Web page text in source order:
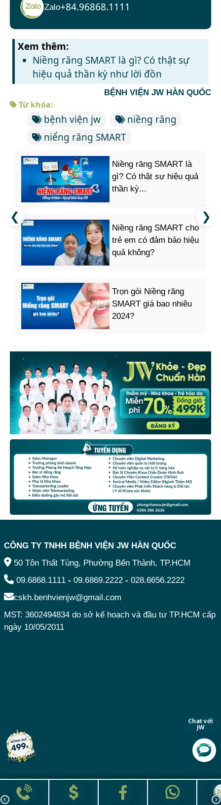
Zalo+84.96868.1111
Xem thêm:
Niềng răng SMART là gì? Có thật sự
hiệu quả thần kỳ như lời đồn
BỆNH VIỆN JW HÀN QUỐC
Từ khóa:
bệnh viện jw
niềng răng
niểng răng SMART
Niềng răng SMART là
gì? Có thật sự hiệu quả
thần kỳ...
Niềng răng SMART cho
trẻ em có đảm bảo hiệu
quả không?
Trọn gói Niềng răng
SMART giá bao nhiêu
2024?
Chat với
JW
CÔNG TY TNHH BỆNH VIỆN JW HÀN QUỐC
50 Tôn Thất Tùng, Phường Bến Thành, TP.HCM
09.6868.1111 - 09.6869.2222 - 028.6656.2222
cskh.benhvienjw@gmail.com
MST: 3602494834 do sở kế hoạch và đầu tư TP.HCM cấp
ngày 10/05/2011